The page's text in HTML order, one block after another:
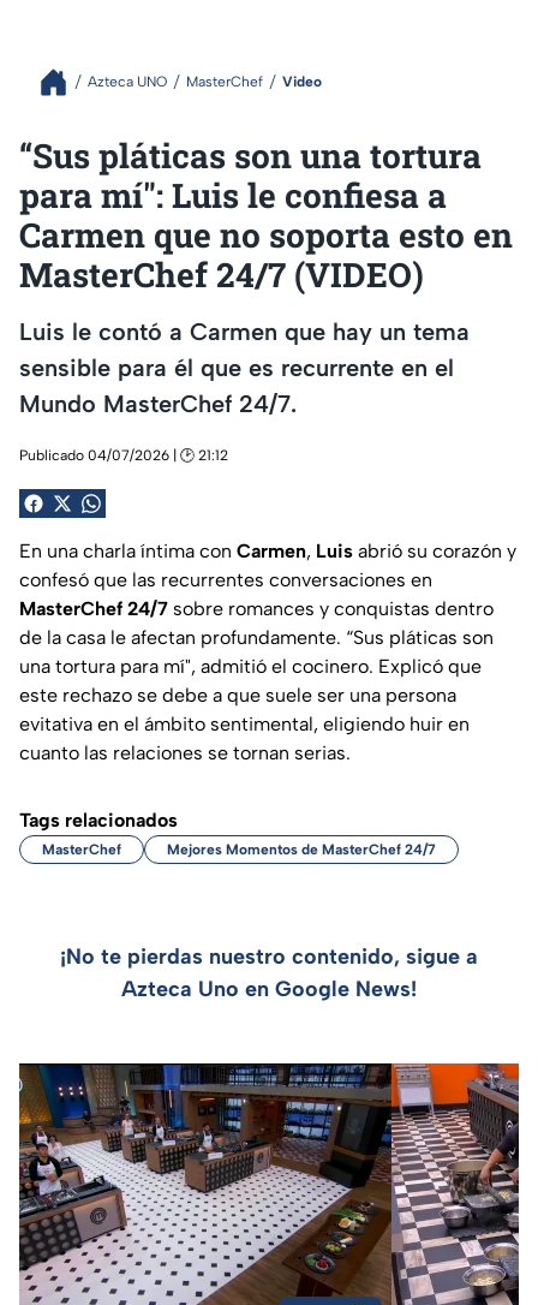
Azteca UNO MasterChef Video
“Sus pláticas son una tortura
para mí": Luis le confiesa a
Carmen que no soporta esto en
MasterChef 24/7 (VIDEO)
Luis le contó a Carmen que hay un tema
sensible para él que es recurrente en el
Mundo MasterChef 24/7.
Publicado 04/07/2026 | 🕑 21:12
En una charla íntima con Carmen, Luis abrió su corazón y
confesó que las recurrentes conversaciones en
MasterChef 24/7 sobre romances y conquistas dentro
de la casa le afectan profundamente. “Sus pláticas son
una tortura para mí", admitió el cocinero. Explicó que
este rechazo se debe a que suele ser una persona
evitativa en el ámbito sentimental, eligiendo huir en
cuanto las relaciones se tornan serias.
Tags relacionados
MasterChef Mejores Momentos de MasterChef 24/7
¡No te pierdas nuestro contenido, sigue a
Azteca Uno en Google News!